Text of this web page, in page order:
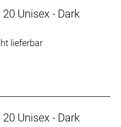
Unisex - Dark
lieferbar
Unisex - Dark